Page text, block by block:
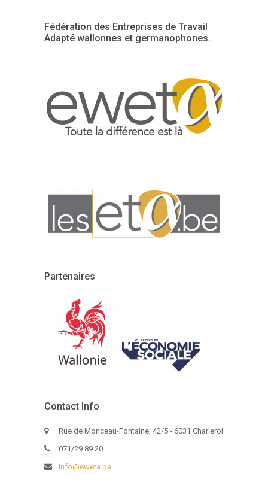
Fédération des Entreprises de Travail
Adapté wallonnes et germanophones.
Partenaires
Contact Info
Rue de Monceau-Fontaine, 42/5 - 6031 Charleroi
071/29.89.20
info@eweta.be